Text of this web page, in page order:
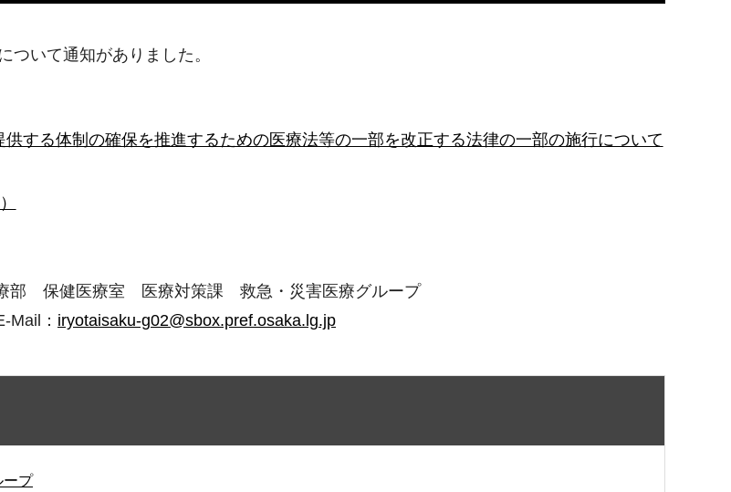
ついて通知がありました。
する体制の確保を推進するための医療法等の一部を改正する法律の一部の施行について
保健医療室 医療対策課 救急・災害医療グループ
： iryotaisaku-g02@sbox.pref.osaka.lg.jp
ープ